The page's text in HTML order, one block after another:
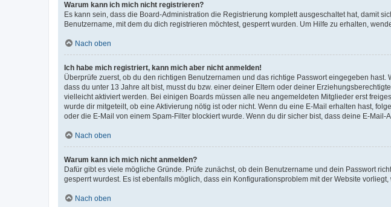
Warum kann ich mich nicht registrieren?
Es kann sein, dass die Board-Administration die Registrierung komplett ausgeschaltet hat, damit
Benutzername, mit dem du dich registrieren möchtest, gesperrt wurden. Um Hilfe zu erhalten,
Nach oben
Ich habe mich registriert, kann mich aber nicht anmelden!
Überprüfe zuerst, ob du den richtigen Benutzernamen und das richtige Passwort eingegeben
dass du unter 13 Jahre alt bist, musst du bzw. einer deiner Eltern oder deiner
vielleicht aktiviert werden. Bei einigen Boards müssen alle neu angemeldeten Mitglieder erst
wurde dir mitgeteilt, ob eine Aktivierung nötig ist oder nicht. Wenn du eine E-Mail erhalten hast,
oder die E-Mail von einem Spam-Filter blockiert wurde. Wenn du dir sicher bist, dass deine E-
Nach oben
Warum kann ich mich nicht anmelden?
Dafür gibt es viele mögliche Gründe. Prüfe zunächst, ob dein Benutzername und dein Passwort
gesperrt wurdest. Es ist ebenfalls möglich, dass ein Konfigurationsproblem mit der Website
Nach oben